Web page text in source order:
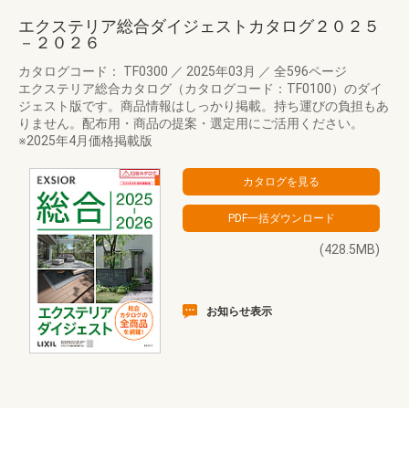
エクステリア総合ダイジェストカタログ２０２５
－２０２６
カタログコード： TF0300 ／ 2025年03月 ／ 全596ページ
エクステリア総合カタログ（カタログコード：TF0100）のダイ
ジェスト版です。商品情報はしっかり掲載。持ち運びの負担もあ
りません。配布用・商品の提案・選定用にご活用ください。
※2025年4月価格掲載版
(428.5MB)
お知らせ表示